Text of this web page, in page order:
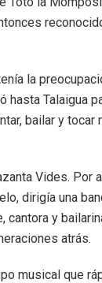
la
hasta Talaigua
bailar y tocar
Vides. Por
dirigía una
cantora y
atrás.
musical que